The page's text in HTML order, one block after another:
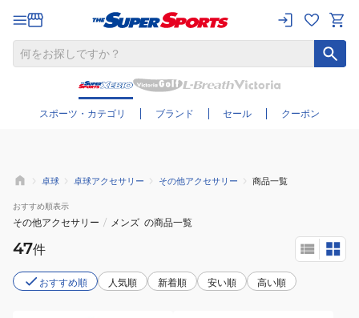
スポーツ・カテゴリ ブランド セール クーポン
さらに絞り込む
卓球 卓球アクセサリー その他アクセサリー 商品一覧
おすすめ順表示
その他アクセサリー / メンズ の商品一覧
47件
おすすめ順 人気順 新着順 安い順 高い順